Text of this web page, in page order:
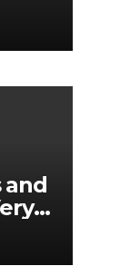
and